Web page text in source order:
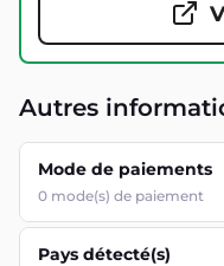
Autres
Mode de paiements
0 mode(s) de paiement
Pays détecté(s)